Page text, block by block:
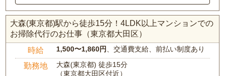
大森(東京都)駅から徒歩15分！4LDK以上マンションでの
お掃除代行のお仕事（東京都大田区）
時給 1,500〜1,860円 、交通費支給、前払い制度あり
勤務地
大森(東京都) 徒歩15分
（東京都大田区付近）